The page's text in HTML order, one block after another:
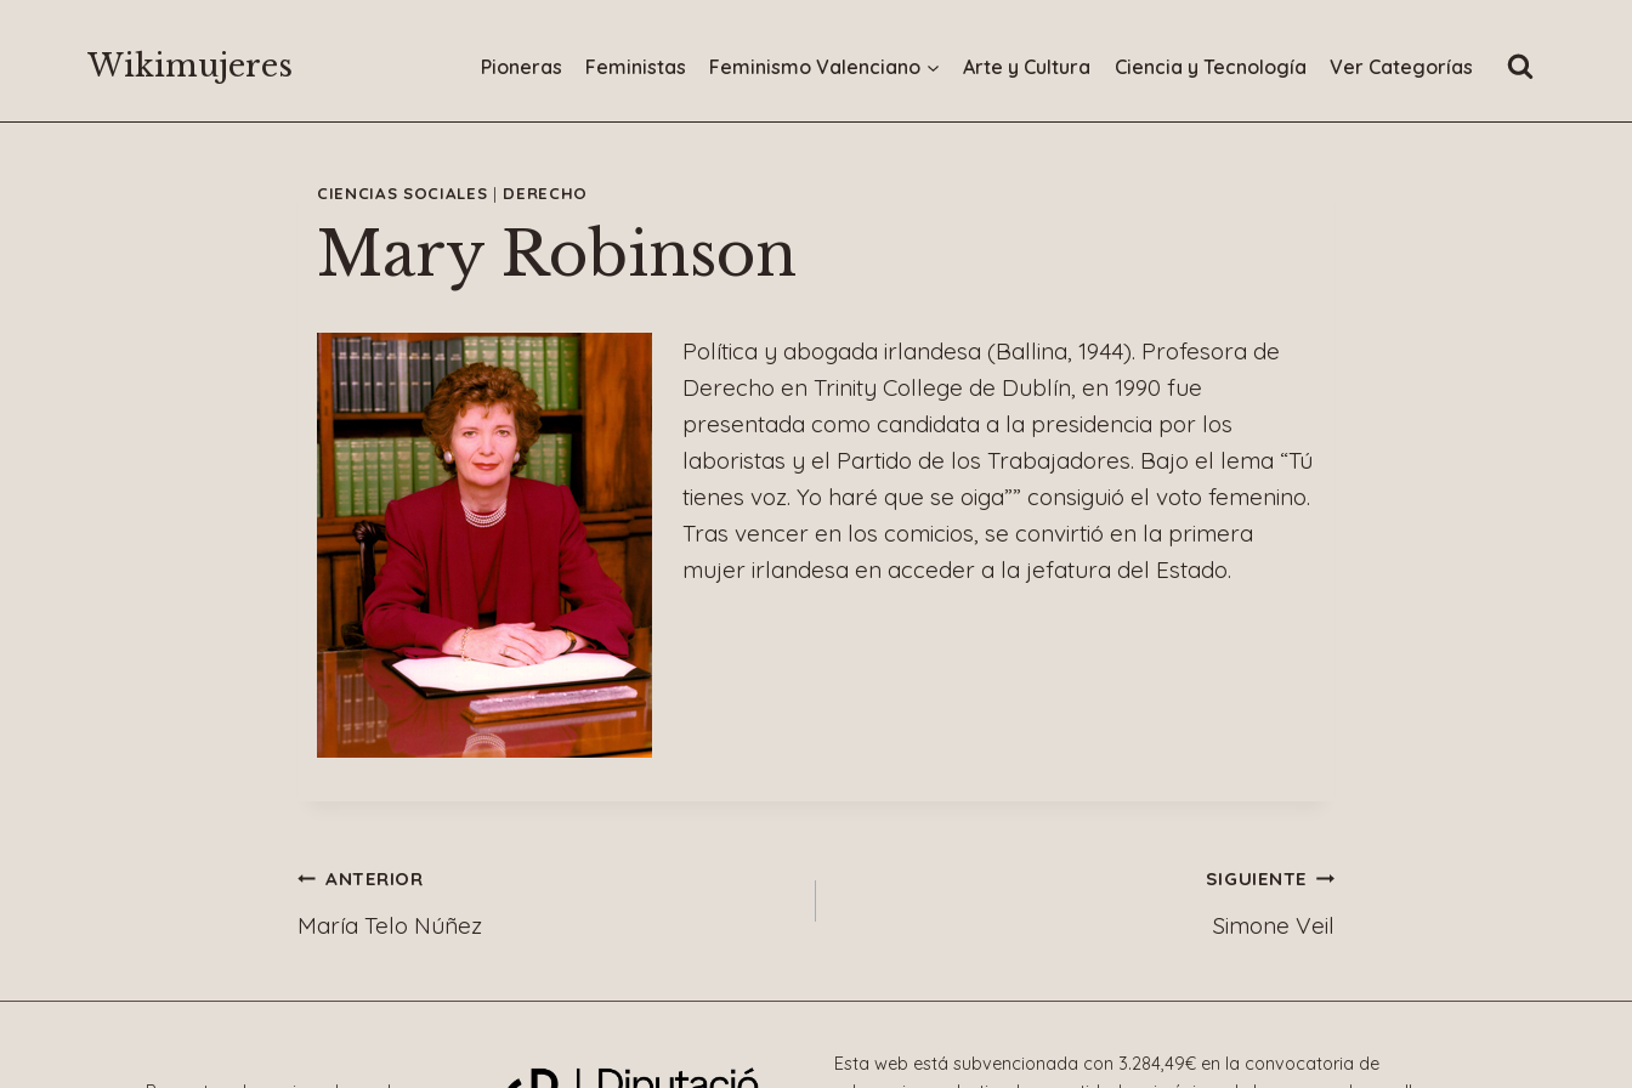
Wikimujeres Pioneras Feministas Feminismo Valenciano Arte y Cultura Ciencia y Tecnología Ver Categorías
CIENCIAS SOCIALES | DERECHO
Mary Robinson
Política y abogada irlandesa (Ballina, 1944). Profesora de
Derecho en Trinity College de Dublín, en 1990 fue
presentada como candidata a la presidencia por los
laboristas y el Partido de los Trabajadores. Bajo el lema “Tú
tienes voz. Yo haré que se oiga”” consiguió el voto femenino.
Tras vencer en los comicios, se convirtió en la primera
mujer irlandesa en acceder a la jefatura del Estado.
Navegación
de
entradas
ANTERIOR
María Telo Núñez
SIGUIENTE
Simone Veil
Esta web está subvencionada con 3.284,49€ en la convocatoria de